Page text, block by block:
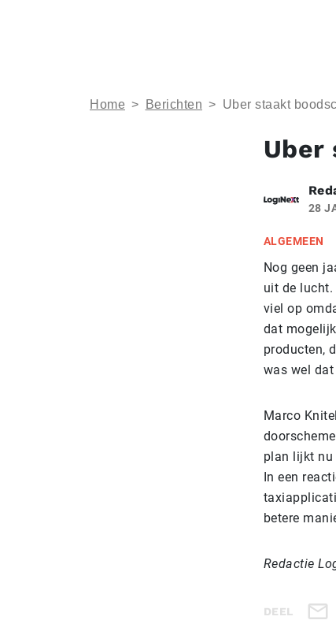
Home > Berichten > Uber staakt
Uber
28
ALGEMEEN
Nog geen
uit de lucht.
viel op
dat
producten,
was wel
Marco
plan lijkt nu
In een
betere
Redactie
DEEL